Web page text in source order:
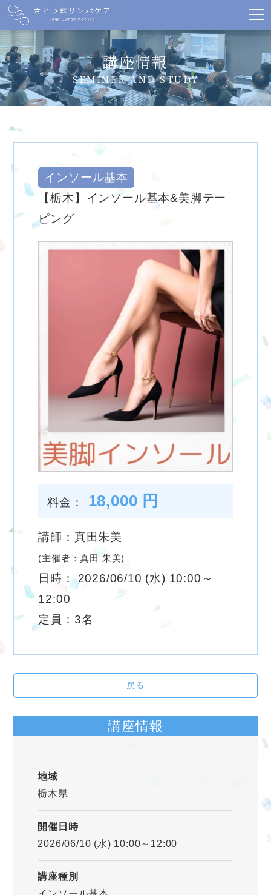
講座情報
SEMINER AND STUDY
インソール基本
【栃木】インソール基本&美脚テー
ピング
料金： 18,000 円
講師：真田朱美
(主催者：真田 朱美)
日時： 2026/06/10 (水) 10:00～
12:00
定員：3名
戻る
講座情報
地域
栃木県
開催日時
2026/06/10 (水) 10:00～12:00
講座種別